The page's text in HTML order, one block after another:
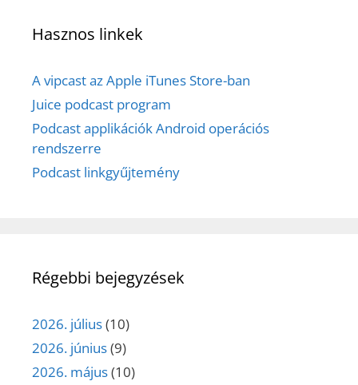
Hasznos linkek
A vipcast az Apple iTunes Store-ban
Juice podcast program
Podcast applikációk Android operációs
rendszerre
Podcast linkgyűjtemény
Régebbi bejegyzések
2026. július(10)
2026. június(9)
2026. május(10)